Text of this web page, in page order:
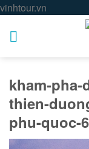
vinhtour.vn
kham-
thien-
phu-quoc-